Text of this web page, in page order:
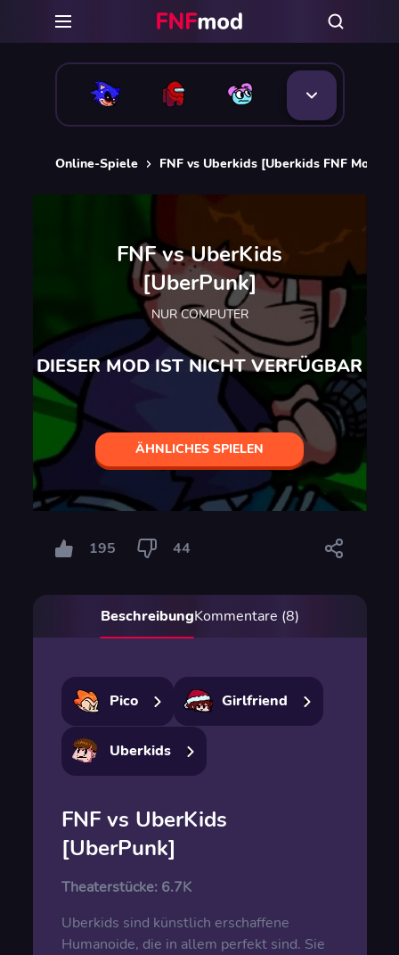
Online-Spiele FNF vs Uberkids [Uberkids FNF Mods]
FNF vs UberKids
[UberPunk]
NUR COMPUTER
DIESER MOD IST NICHT VERFÜGBAR
ÄHNLICHES SPIELEN
195 44
BeschreibungKommentare (8)
Pico Girlfriend
Uberkids
FNF vs UberKids
[UberPunk]
Theaterstücke: 6.7K
Uberkids sind künstlich erschaffene
Humanoide, die in allem perfekt sind. Sie